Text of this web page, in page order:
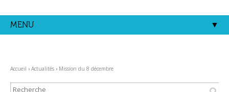
contenu.
|
MENU
Accueil › Actualités › Mission du 8 décembre